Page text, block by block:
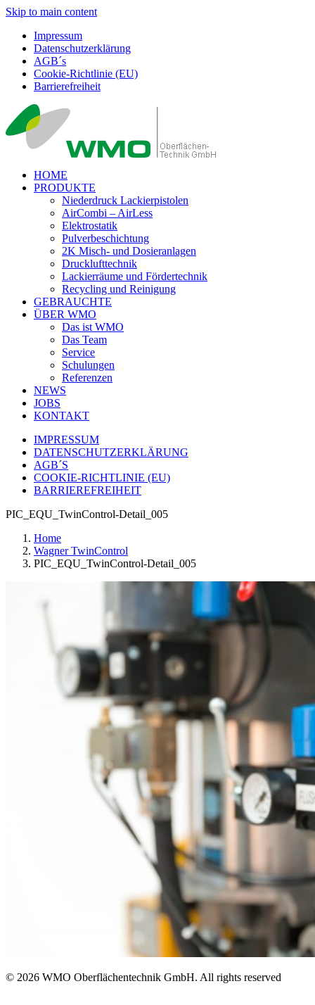
Skip to main content
Impressum
Datenschutzerklärung
AGB´s
Cookie-Richtlinie (EU)
Barrierefreiheit
HOME
PRODUKTE
Niederdruck Lackierpistolen
AirCombi – AirLess
Elektrostatik
Pulverbeschichtung
2K Misch- und Dosieranlagen
Drucklufttechnik
Lackierräume und Fördertechnik
Recycling und Reinigung
GEBRAUCHTE
ÜBER WMO
Das ist WMO
Das Team
Service
Schulungen
Referenzen
NEWS
JOBS
KONTAKT
IMPRESSUM
DATENSCHUTZERKLÄRUNG
AGB´S
COOKIE-RICHTLINIE (EU)
BARRIEREFREIHEIT
PIC_EQU_TwinControl-Detail_005
Home
Wagner TwinControl
PIC_EQU_TwinControl-Detail_005
© 2026 WMO Oberflächentechnik GmbH. All rights reserved